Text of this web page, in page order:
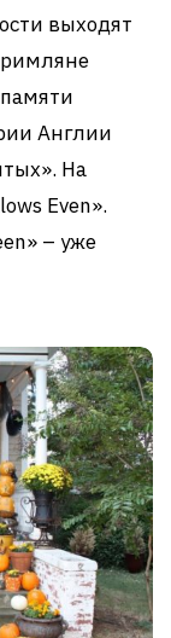
выходят
Англии
На
Even».
– уже